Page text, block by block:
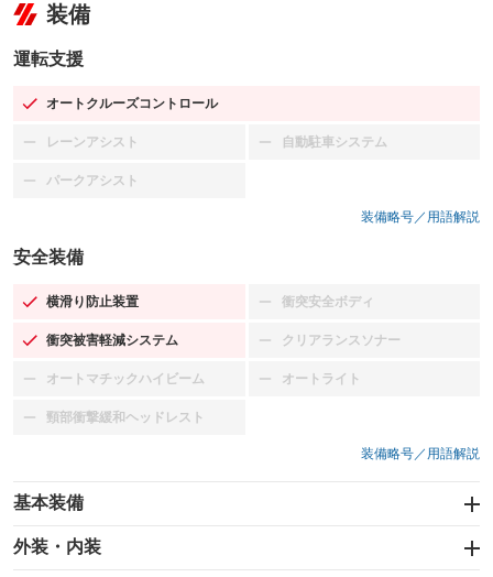
装備
運転支援
オートクルーズコントロール
：装備あり
レーンアシスト
：装備なし 自動駐車システム
：装備なし
パークアシスト
：装備なし
装備略号／用語解説
安全装備
横滑り防止装置
：装備あり 衝突安全ボディ
：装備なし
衝突被害軽減システム
：装備あり クリアランスソナー
：装備なし
オートマチックハイビーム
：装備なし オートライト
：装備なし
頸部衝撃緩和ヘッドレスト
：装備なし
装備略号／用語解説
基本装備
エアバッグ：運転席/助手席/サイド
：装備あり
外装・内装